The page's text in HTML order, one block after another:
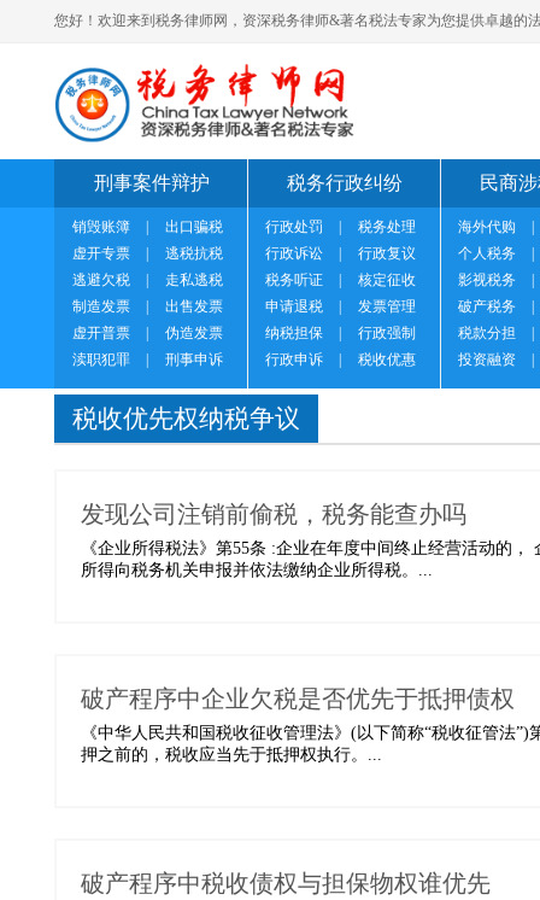
您好！欢迎来到税务律师网，资深税务律师&著名税法专家为您提供卓越的
刑事案件辩护
销毁账簿
出口骗税
虚开专票
逃税抗税
逃避欠税
走私逃税
制造发票
出售发票
虚开普票
伪造发票
渎职犯罪
刑事申诉
税务行政纠纷
行政处罚
税务处理
行政诉讼
行政复议
税务听证
核定征收
申请退税
发票管理
纳税担保
行政强制
行政申诉
税收优惠
民商
海外代购
个人税务
影视税务
破产税务
税款分担
投资融资
税收优先权纳税争议
发现公司注销前偷税，税务能查办吗
《企业所得税法》第55条 :企业在年度中间终止经营活动的
所得向税务机关申报并依法缴纳企业所得税。...
破产程序中企业欠税是否优先于抵押债权
《中华人民共和国税收征收管理法》(以下简称“税收征管法
押之前的，税收应当先于抵押权执行。...
破产程序中税收债权与担保物权谁优先